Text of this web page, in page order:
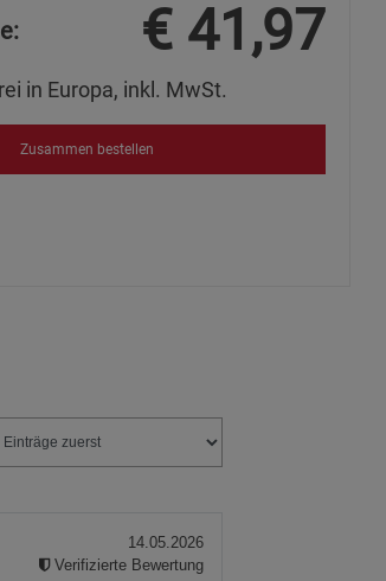
€ 41,97
in Europa, inkl. MwSt.
Zusammen bestellen
14.05.2026
Verifizierte Bewertung